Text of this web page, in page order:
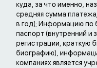
куда, за что именно,
средняя сумма
в год); Информацию по
паспорт (внутренний и
регистрации, краткую
биографию),
компаниях является